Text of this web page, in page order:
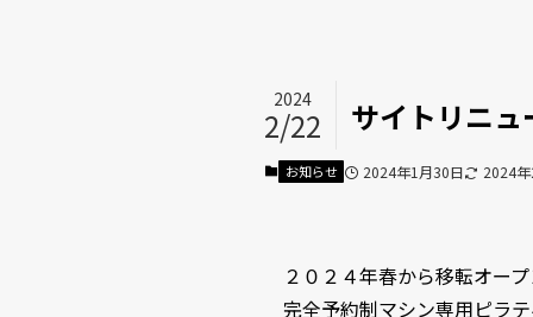
サービス／料金
Service/Price
STOTT PILATES®養成アカ
店舗情報/アクセス
サイトリニ
2024
2/22
お知らせ 2024年1月30日 2024
２０２４年春から移転オー
完全予約制マシン専用ピラ